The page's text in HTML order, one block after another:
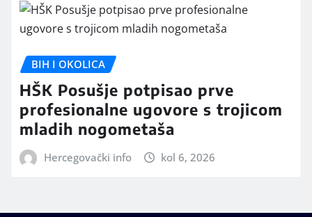
BIH I OKOLICA
HŠK Posušje potpisao prve
profesionalne ugovore s trojicom
mladih nogometaša
Hercegovački info kol 6, 2026